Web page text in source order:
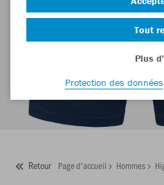
Retour Page d'accueil Hommes
Tout
Plus
Protection des données